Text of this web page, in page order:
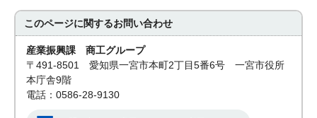
このページに関するお問い合わせ
産業振興課 商工グループ
〒491-8501 愛知県一宮市本町2丁目5番6号 一宮市役所
本庁舎9階
電話：0586-28-9130